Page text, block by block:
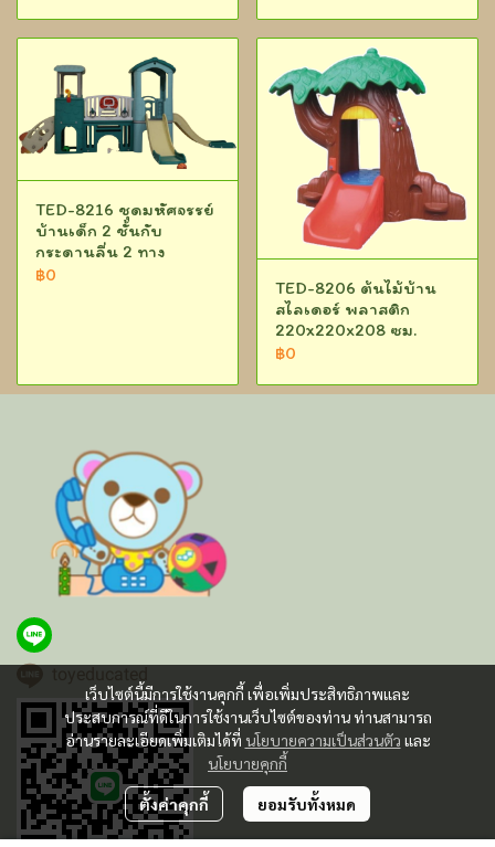
TED-8216 ชุดมหัศจรรย์
บ้านเด็ก 2 ชั้นกับ
กระดานลื่น 2 ทาง
฿0
TED-8206 ต้นไม้บ้าน
สไลเดอร์ พลาสติก
220x220x208 ซม.
฿0
เว็บไซต์นี้มีการใช้งานคุกกี้ เพื่อเพิ่มประสิทธิภาพและ
ประสบการณ์ที่ดีในการใช้งานเว็บไซต์ของท่าน ท่านสามารถ
อ่านรายละเอียดเพิ่มเติมได้ที่ นโยบายความเป็นส่วนตัว และ
นโยบายคุกกี้
ตั้งค่าคุกกี้ ยอมรับทั้งหมด